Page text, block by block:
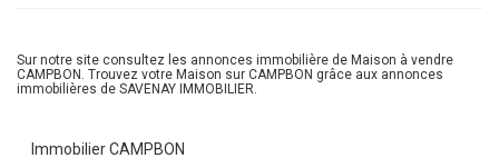
Sur notre site consultez les annonces immobilière de Maison à vendre
CAMPBON. Trouvez votre Maison sur CAMPBON grâce aux annonces
immobilières de SAVENAY IMMOBILIER.
Immobilier CAMPBON